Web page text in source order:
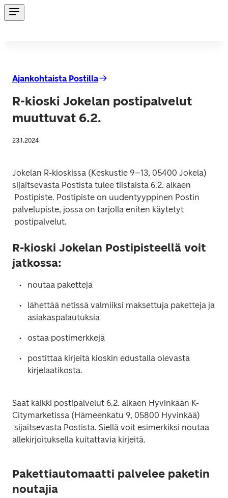
Ajankohtaista Postilla
R-kioski Jokelan postipalvelut
muuttuvat 6.2.
23.1.2024
Jokelan R-kioskissa (Keskustie 9–13, 05400 Jokela)
sijaitsevasta Postista tulee tiistaista 6.2. alkaen
palvelupiste, jossa on tarjolla eniten käytetyt
R-kioski Jokelan Postipisteellä voit
jatkossa:
lähettää netissä valmiiksi maksettuja paketteja ja
postittaa kirjeitä kioskin edustalla olevasta
Saat kaikki postipalvelut 6.2. alkaen Hyvinkään K-
Citymarketissa (Hämeenkatu 9, 05800 Hyvinkää)
Pakettiautomaatti palvelee paketin
noutajia